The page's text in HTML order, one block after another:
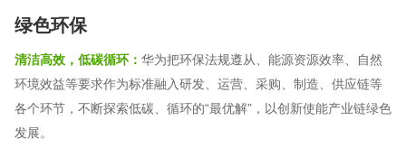
绿色环保
清洁高效，低碳循环： 华为把环保法规遵从、能源资源效率、自然
环境效益等要求作为标准融入研发、运营、采购、制造、供应链等
各个环节，不断探索低碳、循环的“最优解”，以创新使能产业链绿色
发展。